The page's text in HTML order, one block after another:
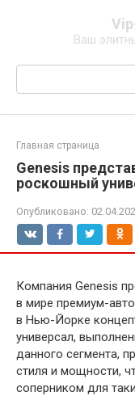
Ваш
Поиск:
Главная страница
Genesis
роскошный
Опубликовано:
Компания Genesis
в мире премиум-
в Нью-Йорке
универсал,
данного сегмента,
стиля и мощности,
соперником для